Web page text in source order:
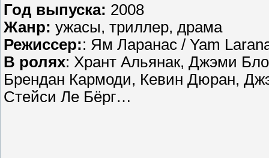
Год выпуска: 2008
Жанр: ужасы, триллер, драма
Режиссер:: Ям Ларанас / Yam
В ролях: Хрант Альянак, Джэми
Брендан Кармоди, Кевин Дюран,
Стейси Ле Бёрг…